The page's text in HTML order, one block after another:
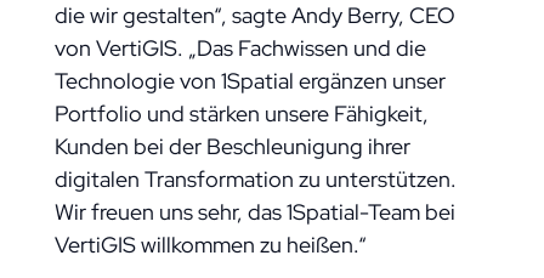
die wir gestalten“, sagte Andy Berry, CEO
von VertiGIS. „Das Fachwissen und die
Technologie von 1Spatial ergänzen unser
Portfolio und stärken unsere Fähigkeit,
Kunden bei der Beschleunigung ihrer
digitalen Transformation zu unterstützen.
Wir freuen uns sehr, das 1Spatial-Team bei
VertiGIS willkommen zu heißen.“